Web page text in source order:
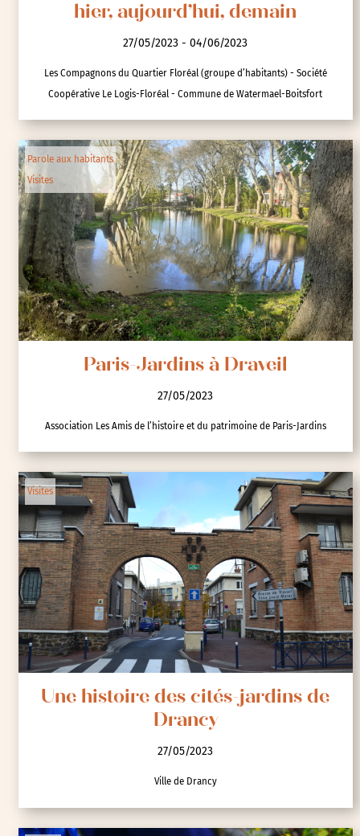
hier, aujourd’hui, demain
27/05/2023 - 04/06/2023
Les Compagnons du Quartier Floréal (groupe d’habitants) - Société
Coopérative Le Logis-Floréal - Commune de Watermael-Boitsfort
Parole aux habitants
Visites
Paris-Jardins à Draveil
27/05/2023
Association Les Amis de l’histoire et du patrimoine de Paris-Jardins
Visites
Une histoire des cités-jardins de
Drancy
27/05/2023
Ville de Drancy